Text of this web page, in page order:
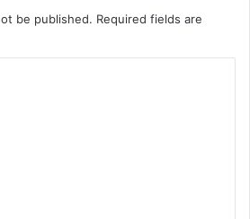
be published. Required fields are